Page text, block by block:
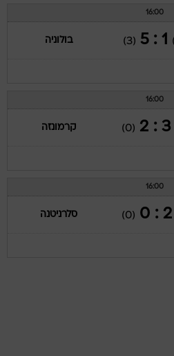
16:00
1 : 5
(3) בולוניה
16:00
3 : 2
(0) קרמונזה
16:00
2 : 0
(0) סלרניטנה